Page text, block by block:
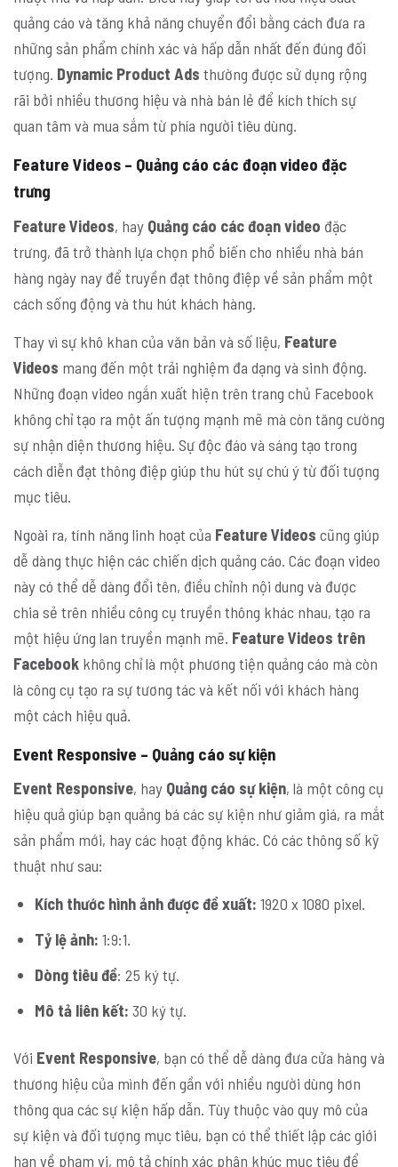
quảng cáo và tăng khả năng chuyển đổi bằng cách đưa ra
những sản phẩm chính xác và hấp dẫn nhất đến đúng đối
tượng. Dynamic Product Ads thường được sử dụng rộng
rãi bởi nhiều thương hiệu và nhà bán lẻ để kích thích sự
quan tâm và mua sắm từ phía người tiêu dùng.
Feature Videos – Quảng cáo các đoạn video đặc
trưng
Feature Videos, hay Quảng cáo các đoạn video đặc
trưng, đã trở thành lựa chọn phổ biến cho nhiều nhà bán
hàng ngày nay để truyền đạt thông điệp về sản phẩm một
cách sống động và thu hút khách hàng.
Thay vì sự khô khan của văn bản và số liệu, Feature
Videos mang đến một trải nghiệm đa dạng và sinh động.
Những đoạn video ngắn xuất hiện trên trang chủ Facebook
không chỉ tạo ra một ấn tượng mạnh mẽ mà còn tăng cường
sự nhận diện thương hiệu. Sự độc đáo và sáng tạo trong
cách diễn đạt thông điệp giúp thu hút sự chú ý từ đối tượng
mục tiêu.
Ngoài ra, tính năng linh hoạt của Feature Videos cũng giúp
dễ dàng thực hiện các chiến dịch quảng cáo. Các đoạn video
này có thể dễ dàng đổi tên, điều chỉnh nội dung và được
chia sẻ trên nhiều công cụ truyền thông khác nhau, tạo ra
một hiệu ứng lan truyền mạnh mẽ. Feature Videos trên
Facebook không chỉ là một phương tiện quảng cáo mà còn
là công cụ tạo ra sự tương tác và kết nối với khách hàng
một cách hiệu quả.
Event Responsive – Quảng cáo sự kiện
Event Responsive, hay Quảng cáo sự kiện, là một công cụ
hiệu quả giúp bạn quảng bá các sự kiện như giảm giá, ra mắt
sản phẩm mới, hay các hoạt động khác. Có các thông số kỹ
thuật như sau:
Kích thước hình ảnh được đề xuất: 1920 x 1080 pixel.
Tỷ lệ ảnh: 1:9:1.
Dòng tiêu đề: 25 ký tự.
Mô tả liên kết: 30 ký tự.
Với Event Responsive, bạn có thể dễ dàng đưa cửa hàng và
thương hiệu của mình đến gần với nhiều người dùng hơn
thông qua các sự kiện hấp dẫn. Tùy thuộc vào quy mô của
sự kiện và đối tượng mục tiêu, bạn có thể thiết lập các giới
hạn về phạm vi, mô tả chính xác phân khúc mục tiêu để